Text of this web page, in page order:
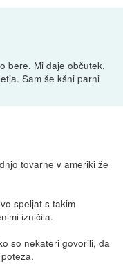
bere. Mi daje občutek,
Sam še kšni parni
tovarne v ameriki že
speljat s takim
izničila.
so nekateri govorili, da